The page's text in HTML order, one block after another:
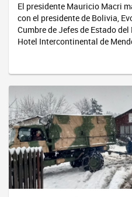
El presidente Mauricio Macri
con el presidente de Bolivia,
Cumbre de Jefes de Estado
Hotel Intercontinental de